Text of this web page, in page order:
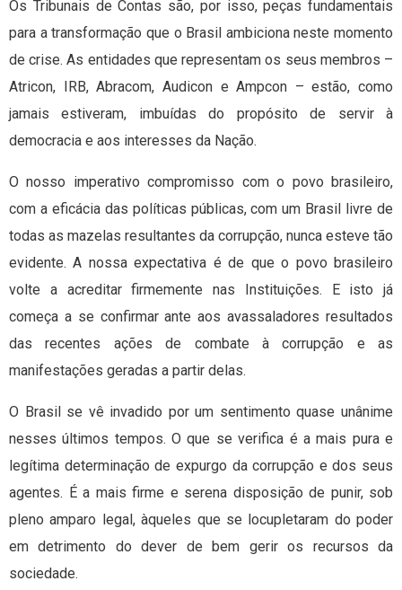
Os Tribunais de Contas são, por isso, peças fundamentais
para a transformação que o Brasil ambiciona neste momento
de crise. As entidades que representam os seus membros –
Atricon, IRB, Abracom, Audicon e Ampcon – estão, como
jamais estiveram, imbuídas do propósito de servir à
democracia e aos interesses da Nação.
O nosso imperativo compromisso com o povo brasileiro,
com a eficácia das políticas públicas, com um Brasil livre de
todas as mazelas resultantes da corrupção, nunca esteve tão
evidente. A nossa expectativa é de que o povo brasileiro
volte a acreditar firmemente nas Instituições. E isto já
começa a se confirmar ante aos avassaladores resultados
das recentes ações de combate à corrupção e as
manifestações geradas a partir delas.
O Brasil se vê invadido por um sentimento quase unânime
nesses últimos tempos. O que se verifica é a mais pura e
legítima determinação de expurgo da corrupção e dos seus
agentes. É a mais firme e serena disposição de punir, sob
pleno amparo legal, àqueles que se locupletaram do poder
em detrimento do dever de bem gerir os recursos da
sociedade.